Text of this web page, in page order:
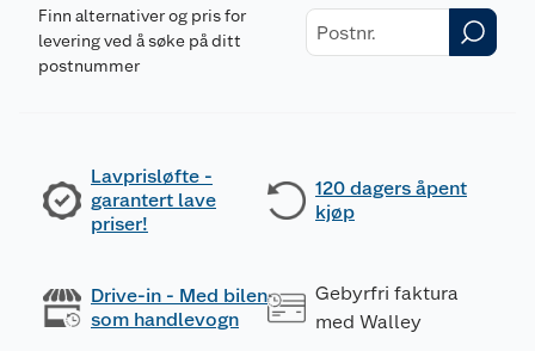
Finn alternativer og pris for
levering ved å søke på ditt
postnummer
Lavprisløfte -
garantert lave
priser!
120 dagers åpent
kjøp
Drive-in - Med bilen
som handlevogn
Gebyrfri faktura
med Walley